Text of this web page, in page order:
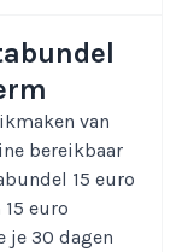
van
bereikbaar
15 euro
euro
je 30 dagen